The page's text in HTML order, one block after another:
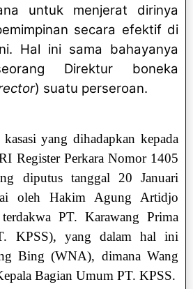
untuk menjerat dirinya
secara efektif di
Hal ini sama bahayanya
Direktur boneka
) suatu perseroan.
yang dihadapkan kepada
Register Perkara Nomor 1405
diputus tanggal 20 Januari
oleh Hakim Agung Artidjo
PT. Karawang Prima
KPSS), yang dalam hal ini
Bing (WNA), dimana Wang
Bagian Umum PT. KPSS.